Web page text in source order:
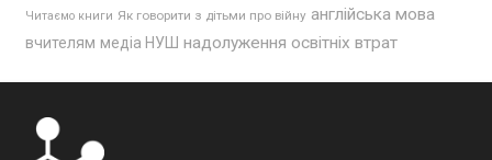
Читаємо книги Як говорити з дітьми про війну англійська мова
вчителям медіа НУШ надолуження освітніх втрат